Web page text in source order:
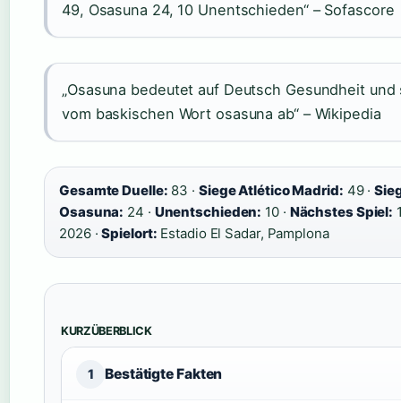
49, Osasuna 24, 10 Unentschieden“ – Sofascore
„Osasuna bedeutet auf Deutsch Gesundheit und
vom baskischen Wort osasuna ab“ – Wikipedia
Gesamte Duelle: 83 · Siege Atlético Madrid: 49 ·
Osasuna: 24 · Unentschieden: 10 · Nächstes Spiel:
2026 ·Spielort: Estadio El Sadar, Pamplona
KURZÜBERBLICK
1 Bestätigte Fakten